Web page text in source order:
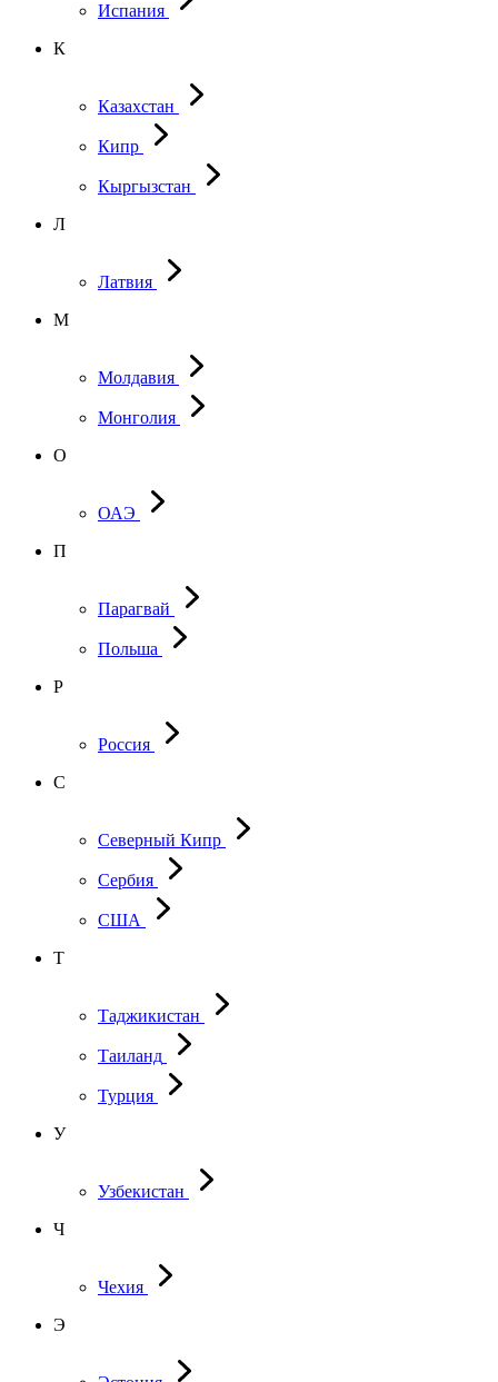
Испания
К
Казахстан
Кипр
Кыргызстан
Л
Латвия
М
Молдавия
Монголия
О
ОАЭ
П
Парагвай
Польша
Р
Россия
С
Северный Кипр
Сербия
США
Т
Таджикистан
Таиланд
Турция
У
Узбекистан
Ч
Чехия
Э